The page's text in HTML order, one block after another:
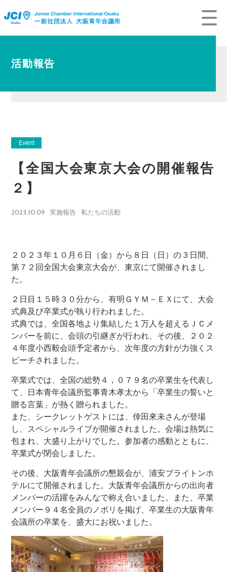
活動報告
Event
【全国大会東京大会の開催報告
２】
2023.10.09 実施報告 私たちの活動
２０２３年１０月６日（金）から８日（日）の３日間、
第７２回全国大会東京大会が、東京にて開催されまし
た。
２日目１５時３０分から、有明ＧＹＭ－ＥＸにて、大会
式典及び卒業式が執り行われました。
式典では、全国各地より集結した１万人を超えるＪＣメ
ンバーを前に、会頭の引継ぎが行われ、その後、２０２
４年度小西毅会頭予定者から、次年度の方針が力強くス
ピーチされました。
卒業式では、全国の総勢４，０７９名の卒業生を代表し
て、日本青年会議所監事青木孝太から「卒業生の誓いと
贈る言葉」が熱く贈られました。
また、シークレットゲストには、倖田來未さんが登場
し、スペシャルライブが開催されました。会場は熱気に
包まれ、大盛り上がりでした。参加者の感動とともに、
卒業式が閉会しました。
その後、大阪青年会議所の懇親会が、浦安ブライトンホ
テルにて開催されました。大阪青年会議所からの出向者
メンバーの活躍をみんなで称え合いました。また、卒業
メンバー９４名全員のノボリを掲げ、卒業生の大阪青年
会議所の卒業を、盛大にお祝いました。